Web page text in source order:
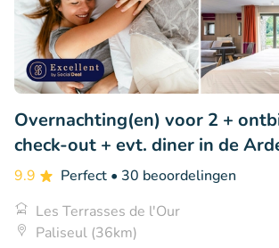
Overnachting(en) voor 2 +
check-out + evt. diner in de
9.9 Perfect • 30 beoordelingen
Les Terrasses de l'Our
Paliseul (36km)